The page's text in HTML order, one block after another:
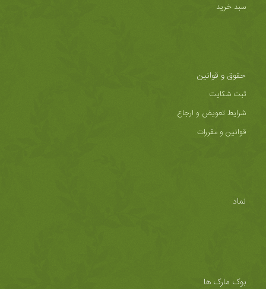
سبد خرید
حقوق و قوانین
ثبت شکایت
شرایط تعویض و ارجاع
قوانین و مقررات
نماد
بوک مارک ها